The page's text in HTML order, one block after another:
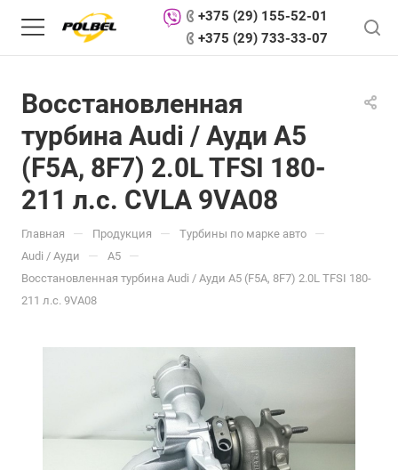
+375 (29) 155-52-01
+375 (29) 733-33-07
Восстановленная
турбина Audi / Ауди A5
(F5A, 8F7) 2.0L TFSI 180-
211 л.с. CVLA 9VA08
Главная — Продукция — Турбины по марке авто —
Audi / Ауди — A5 —
Восстановленная турбина Audi / Ауди A5 (F5A, 8F7) 2.0L TFSI 180-
211 л.с. 9VA08